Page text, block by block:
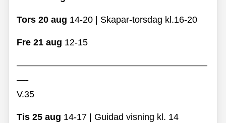
Tors 20 aug 14-20 | Skapar-torsdag kl.16-20
Fre 21 aug 12-15
—————————————————————
—-
V.35
Tis 25 aug 14-17 | Guidad visning kl. 14